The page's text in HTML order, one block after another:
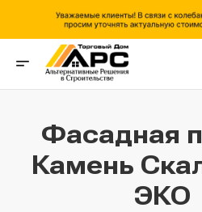
Фасадная
Камень
ЭКО